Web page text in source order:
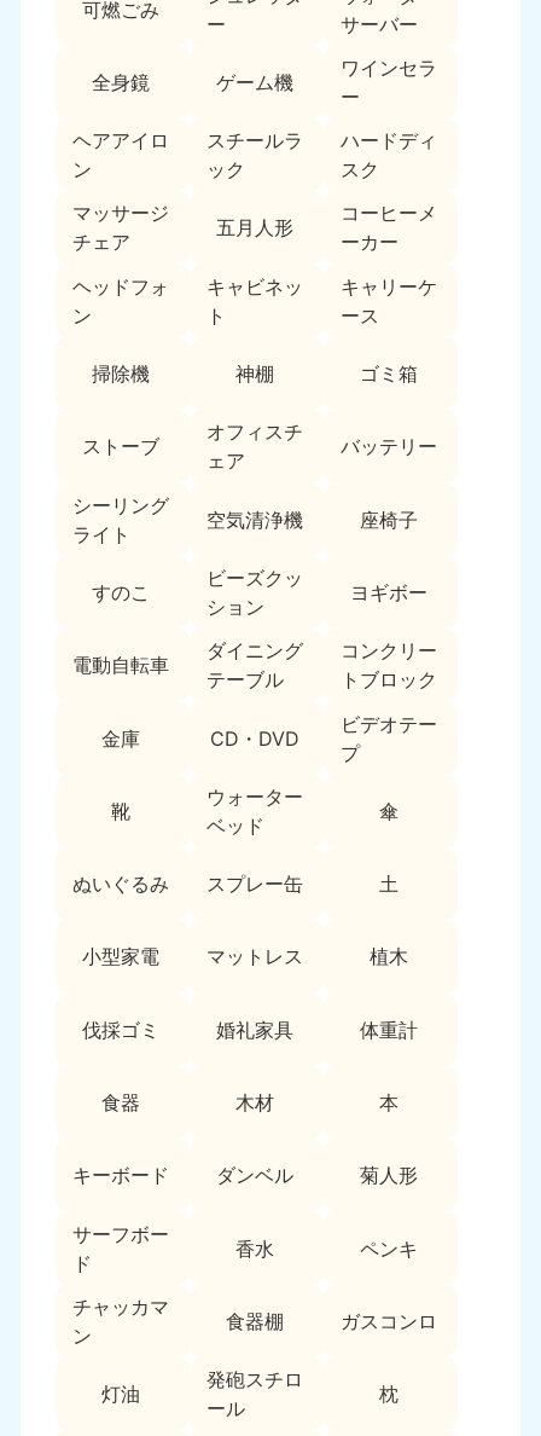
可燃ごみ
ー
サーバー
全身鏡 ゲーム機
ワインセラ
ー
ヘアアイロ
ン
スチールラ
ック
ハードディ
スク
マッサージ
チェア
五月人形
コーヒーメ
ーカー
ヘッドフォ
ン
キャビネッ
ト
キャリーケ
ース
掃除機 神棚 ゴミ箱
ストーブ
オフィスチ
ェア
バッテリー
シーリング
ライト
空気清浄機 座椅子
すのこ
ビーズクッ
ション
ヨギボー
電動自転車
ダイニング
テーブル
コンクリー
トブロック
金庫 CD・DVD
ビデオテー
プ
靴
ウォーター
ベッド
傘
ぬいぐるみ スプレー缶 土
小型家電 マットレス 植木
伐採ゴミ 婚礼家具 体重計
食器 木材 本
キーボード ダンベル 菊人形
サーフボー
ド
香水 ペンキ
チャッカマ
ン
食器棚 ガスコンロ
灯油
発砲スチロ
ール
枕